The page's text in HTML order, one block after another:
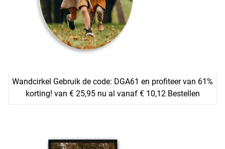
Wandcirkel Gebruik de code: DGA61 en profiteer van 61%
korting! van € 25,95 nu al vanaf € 10,12 Bestellen